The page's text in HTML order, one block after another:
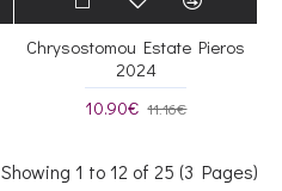
Chrysostomou Estate Pieros
2024
10.90€ 11.16€
Showing 1 to 12 of 25 (3 Pages)